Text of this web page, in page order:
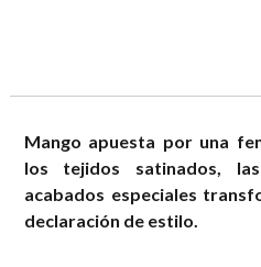
Mango apuesta por una
los tejidos satinados,
acabados especiales
declaración de estilo.